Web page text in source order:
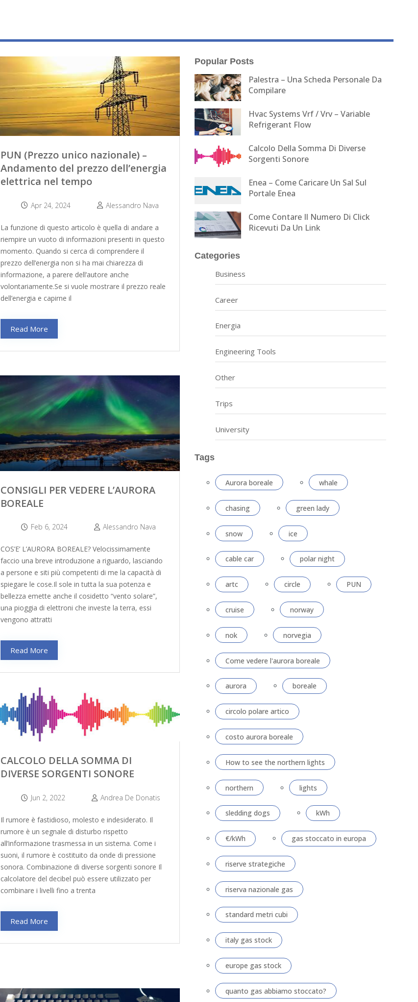
PUN (Prezzo unico nazionale) –
Andamento del prezzo dell’energia
elettrica nel tempo
Apr 24, 2024 Alessandro Nava
La funzione di questo articolo è quella di andare a
riempire un vuoto di informazioni presenti in questo
momento. Quando si cerca di comprendere il
prezzo dell’energia non si ha mai chiarezza di
informazione, a parere dell’autore anche
volontariamente.Se si vuole mostrare il prezzo reale
dell’energia e capirne il
Read More
CONSIGLI PER VEDERE L’AURORA
BOREALE
Feb 6, 2024 Alessandro Nava
COS’E’ L’AURORA BOREALE? Velocissimamente
faccio una breve introduzione a riguardo, lasciando
a persone e siti più competenti di me la capacità di
spiegare le cose.Il sole in tutta la sua potenza e
bellezza emette anche il cosidetto “vento solare”,
una pioggia di elettroni che investe la terra, essi
vengono attratti
Read More
CALCOLO DELLA SOMMA DI
DIVERSE SORGENTI SONORE
Jun 2, 2022 Andrea De Donatis
Il rumore è fastidioso, molesto e indesiderato. Il
rumore è un segnale di disturbo rispetto
all’informazione trasmessa in un sistema. Come i
suoni, il rumore è costituito da onde di pressione
sonora. Combinazione di diverse sorgenti sonore Il
calcolatore del decibel può essere utilizzato per
combinare i livelli fino a trenta
Read More
Popular Posts
Palestra – Una Scheda Personale Da
Compilare
Hvac Systems Vrf / Vrv – Variable
Refrigerant Flow
Calcolo Della Somma Di Diverse
Sorgenti Sonore
Enea – Come Caricare Un Sal Sul
Portale Enea
Come Contare Il Numero Di Click
Ricevuti Da Un Link
Categories
Business
Career
Energia
Engineering Tools
Other
Trips
University
Tags
Aurora boreale whale
chasing green lady
snow ice
cable car polar night
artc circle PUN
cruise norway
nok norvegia
Come vedere l'aurora boreale
aurora boreale
circolo polare artico
costo aurora boreale
How to see the northern lights
northern lights
sledding dogs kWh
€/kWh gas stoccato in europa
riserve strategiche
riserva nazionale gas
standard metri cubi
italy gas stock
europe gas stock
quanto gas abbiamo stoccato?